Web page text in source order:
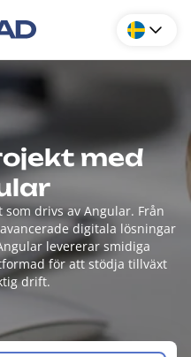
med
drivs av Angular. Från
digitala lösningar
levererar smidiga
för att stödja tillväxt
drift.